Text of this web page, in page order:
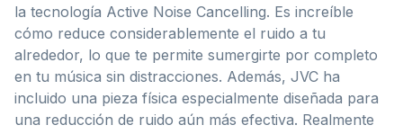
la tecnología Active Noise Cancelling. Es increíble
cómo reduce considerablemente el ruido a tu
alrededor, lo que te permite sumergirte por completo
en tu música sin distracciones. Además, JVC ha
incluido una pieza física especialmente diseñada para
una reducción de ruido aún más efectiva. Realmente